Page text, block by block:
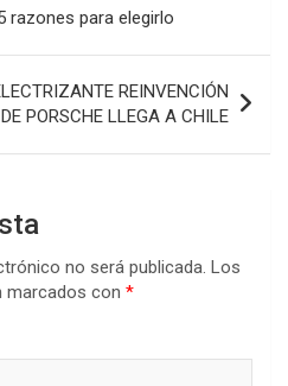
razones para elegirlo
REINVENCIÓN
DE PORSCHE LLEGA A CHILE
no será publicada. Los
marcados con *